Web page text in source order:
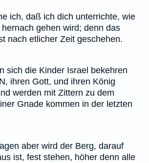
ich, daß ich dich unterrichte, wie
gehen wird; denn das
nach etlicher Zeit geschehen.
sich die Kinder Israel bekehren
ihren Gott, und ihren König
werden mit Zittern zu dem
Gnade kommen in der letzten
aber wird der Berg, darauf
ist, fest stehen, höher denn alle